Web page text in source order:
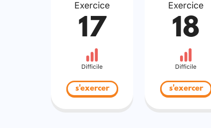
Exercice
17
Difficile
s'exercer
Exercice
18
Difficile
s'exercer